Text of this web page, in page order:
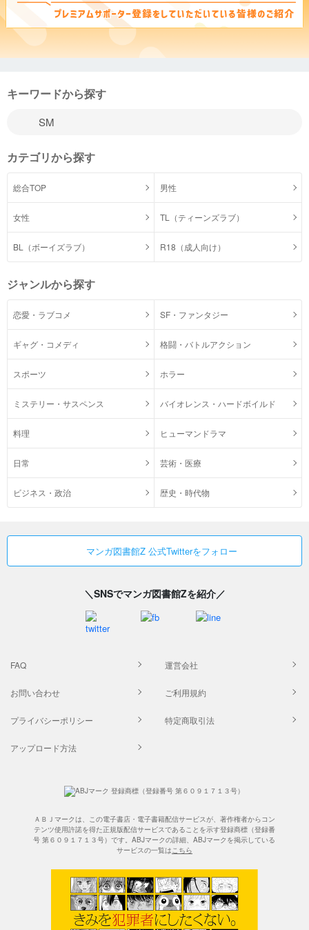
キーワードから探す
カテゴリから探す
総合TOP 男性
女性 TL（ティーンズラブ）
BL（ボーイズラブ） R18（成人向け）
ジャンルから探す
恋愛・ラブコメ SF・ファンタジー
ギャグ・コメディ 格闘・バトルアクション
スポーツ ホラー
ミステリー・サスペンス バイオレンス・ハードボイルド
料理 ヒューマンドラマ
日常 芸術・医療
ビジネス・政治 歴史・時代物
マンガ図書館Z 公式Twitterをフォロー
＼SNSでマンガ図書館Zを紹介／
FAQ 運営会社
お問い合わせ ご利用規約
プライバシーポリシー 特定商取引法
アップロード方法
ＡＢＪマークは、この電子書店・電子書籍配信サービスが、著作権者からコン
テンツ使用許諾を得た正規版配信サービスであることを示す登録商標（登録番
号 第６０９１７１３号）です。ABJマークの詳細、ABJマークを掲示している
サービスの一覧はこちら